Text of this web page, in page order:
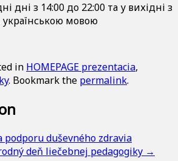
дні з 14:00 до 22:00 та у вихідні з
українською мовою
in HOMEPAGE prezentacia,
. Bookmark the permalink.
podporu duševného zdravia
deň liečebnej pedagogiky →